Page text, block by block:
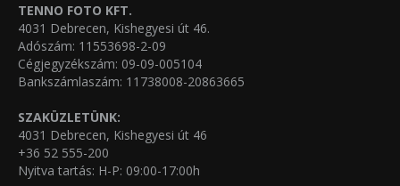
TENNO FOTO KFT.
4031 Debrecen, Kishegyesi út 46.
Adószám: 11553698-2-09
Cégjegyzékszám: 09-09-005104
Bankszámlaszám: 11738008-20863665
SZAKÜZLETÜNK:
4031 Debrecen, Kishegyesi út 46
+36 52 555-200
Nyitva tartás: H-P: 09:00-17:00h